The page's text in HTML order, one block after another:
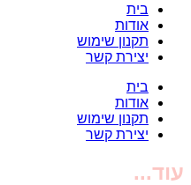
בית
אודות
תקנון שימוש
יצירת קשר
בית
אודות
תקנון שימוש
יצירת קשר
עוד...